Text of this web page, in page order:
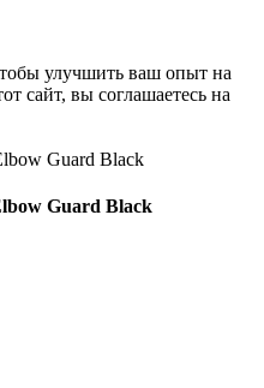
улучшить ваш опыт на
сайт, вы соглашаетесь на
Guard Black